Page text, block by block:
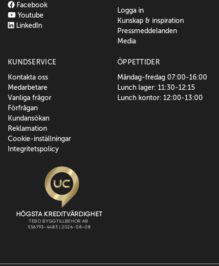
Facebook
Youtube
LinkedIn
Logga in
Kunskap & inspiration
Pressmeddelanden
Media
KUNDSERVICE
Kontakta oss
Medarbetare
Vanliga frågor
Förfrågan
Kundansökan
Reklamation
Cookie-inställningar
Integritetspolicy
ÖPPETTIDER
Måndag-fredag 07:00-16:00
Lunch lager: 11:30-12:15
Lunch kontor: 12:00-13:00